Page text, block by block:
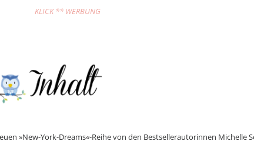
KLICK ** WERBUNG
»New-York-Dreams«-Reihe von den Bestsellerautorinnen Michelle